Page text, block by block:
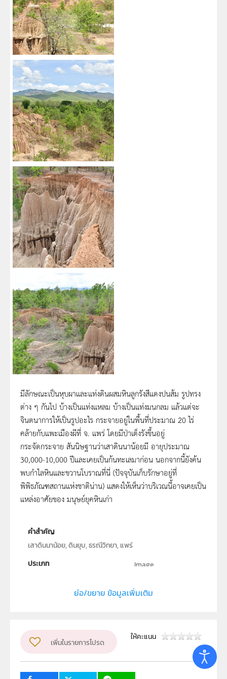
มีลักษณะเป็นหุบผาและแท่งดินผสมหินลูกรังสีแดงปนส้ม รูปทรง
ต่าง ๆ กันไป บ้างเป็นแท่งแหลม บ้างเป็นแท่งมนกลม แล้วแต่จะ
จินตนาการให้เป็นรูปอะไร กระจายอยู่ในพื้นที่ประมาณ 20 ไร่
คล้ายกับแพะเมืองผีที่ จ. แพร่ โดยมีป่าเต็งรังขึ้นอยู่
กระจัดกระจาย สันนิษฐานว่าเสาดินนาน้อยมี อายุประมาณ
30,000-10,000 ปีและเคยเป็นก้นทะเลมาก่อน นอกจากนี้ยังค้น
พบกำไลหินและขวานโบราณที่นี่ (ปัจจุบันเก็บรักษาอยู่ที่
พิพิธภัณฑสถานแห่งชาติน่าน) แสดงให้เห็นว่าบริเวณนี้อาจเคยเป็น
แหล่งอาศัยของ มนุษย์ยุคหินเก่า
คำสำคัญ
เสาดินนาน้อย, ดินยุบ, ธรณีวิทยา, แพร่
ประเภท
Image
สถาบันส่งเสริมการสอนวิทยาศาสตร์และเทคโนโลยี (สสวท.)
วิชา
โลก ดาราศาสตร์ และอวกาศ
ย่อ/ขยาย ข้อมูลเพิ่มเติม
เพิ่มในรายการโปรด
ให้คะแนน